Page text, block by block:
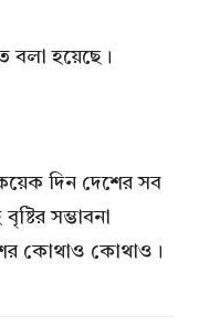
বলা হয়েছে।
দিন দেশের সব
সম্ভাবনা
কোথাও কোথাও।